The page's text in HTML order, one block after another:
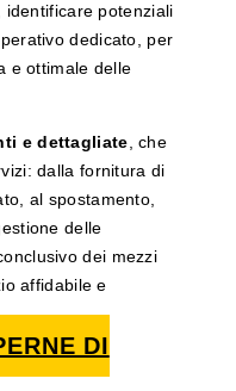
identificare potenziali
dedicato, per
e ottimale delle
e dettagliate, che
dalla fornitura di
al spostamento,
delle
dei mezzi
affidabile e
DI